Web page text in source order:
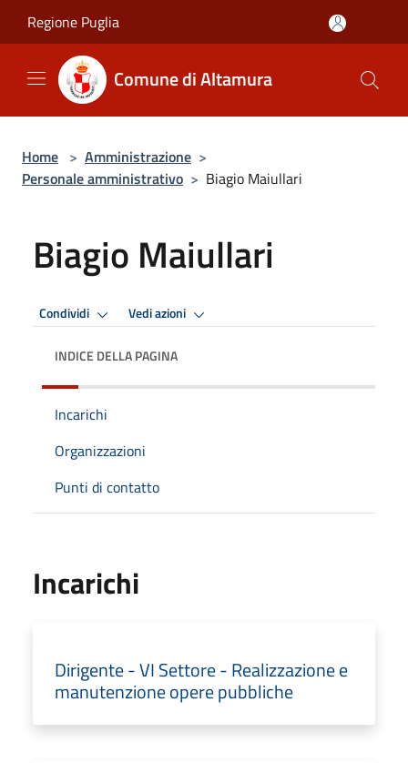
Regione Puglia
Comune di Altamura
Home > Amministrazione >
Personale amministrativo > Biagio Maiullari
Biagio Maiullari
Condividi Vedi azioni
INDICE DELLA PAGINA
Incarichi
Organizzazioni
Punti di contatto
Incarichi
Dirigente - VI Settore - Realizzazione e
manutenzione opere pubbliche